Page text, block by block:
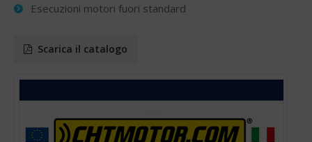
Esecuzioni motori fuori standard
Scarica il catalogo